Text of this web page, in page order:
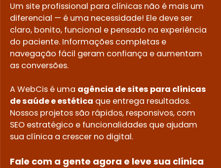
Um site profissional para clínicas não é mais um
diferencial — é uma necessidade! Ele deve ser
claro, bonito, funcional e pensado na experiência
do paciente. Informações completas e
navegação fácil geram confiança e aumentam
as conversões.
A WebCis é uma agência de sites para clínicas
de saúde e estética que entrega resultados.
Nossos projetos são rápidos, responsivos, com
SEO estratégico e funcionalidades que ajudam
sua clínica a crescer no digital.
Fale com a gente agora e leve sua clínica